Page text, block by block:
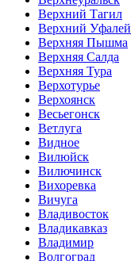
Верхний Тагил
Верхний Уфалей
Верхняя Пышма
Верхняя Салда
Верхняя Тура
Верхотурье
Верхоянск
Весьегонск
Ветлуга
Видное
Вилюйск
Вилючинск
Вихоревка
Вичуга
Владивосток
Владикавказ
Владимир
Волгоград